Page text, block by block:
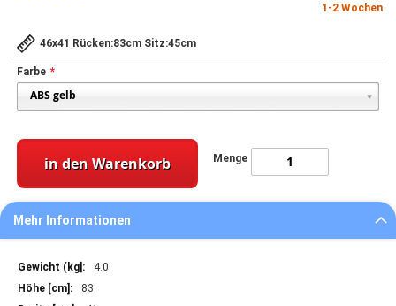
1-2 Wochen
46x41 Rücken:83cm Sitz:45cm
Farbe
Menge
in den Warenkorb
Mehr Informationen
Mehr
Informationen
4.0
83